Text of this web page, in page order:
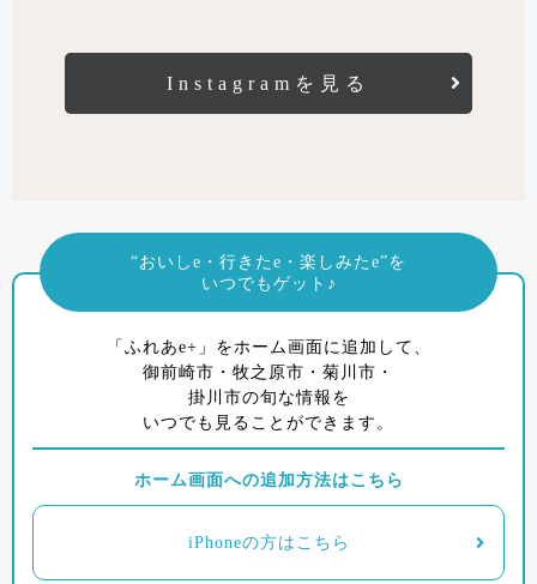
Instagramを見る
“おいしe・行きたe・楽しみたe”を
いつでもゲット♪
「ふれあe+」をホーム画面に追加して、
御前崎市・牧之原市・菊川市・
掛川市の旬な情報を
いつでも見ることができます。
ホーム画面への追加方法はこちら
iPhoneの方はこちら